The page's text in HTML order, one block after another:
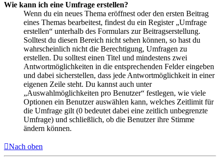
Wie kann ich eine Umfrage erstellen?
Wenn du ein neues Thema eröffnest oder den ersten Beitrag
eines Themas bearbeitest, findest du ein Register „Umfrage
erstellen“ unterhalb des Formulars zur Beitragserstellung.
Solltest du diesen Bereich nicht sehen können, so hast du
wahrscheinlich nicht die Berechtigung, Umfragen zu
erstellen. Du solltest einen Titel und mindestens zwei
Antwortmöglichkeiten in die entsprechenden Felder eingeben
und dabei sicherstellen, dass jede Antwortmöglichkeit in einer
eigenen Zeile steht. Du kannst auch unter
„Auswahlmöglichkeiten pro Benutzer“ festlegen, wie viele
Optionen ein Benutzer auswählen kann, welches Zeitlimit für
die Umfrage gilt (0 bedeutet dabei eine zeitlich unbegrenzte
Umfrage) und schließlich, ob die Benutzer ihre Stimme
ändern können.
Nach oben